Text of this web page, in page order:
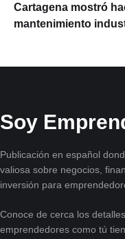
Cartagena mostró
mantenimiento
Soy
Publicación en español
valiosa sobre negocios,
inversión para
Conoce de cerca los
emprendedores como tú